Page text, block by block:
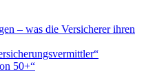
– was die Versicherer ihren
50+“